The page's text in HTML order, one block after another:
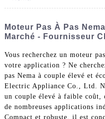
Moteur Pas À Pas
Marché - Fournisseur
Vous recherchez un moteur
votre application ? Ne
pas Nema à couple élevé et
Electric Appliance Co., Ltd.
un couple élevé à faible
de nombreuses applications
Compact et robuste, il est